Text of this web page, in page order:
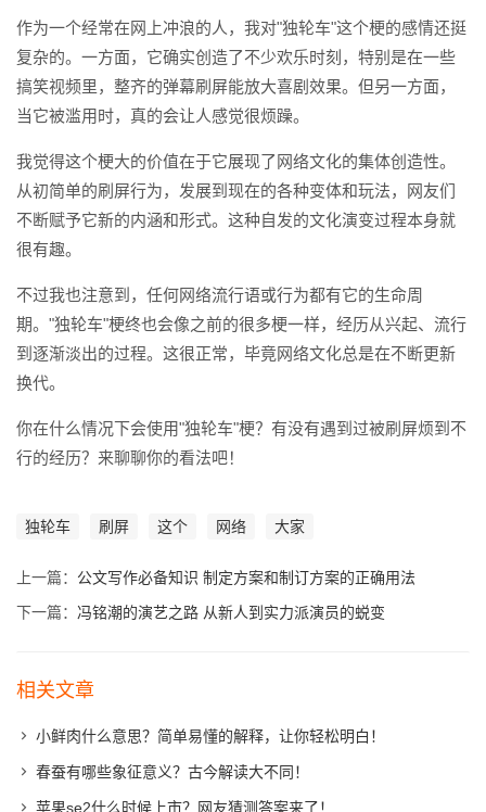
作为一个经常在网上冲浪的人，我对"独轮车"这个梗的感情还挺
复杂的。一方面，它确实创造了不少欢乐时刻，特别是在一些
搞笑视频里，整齐的弹幕刷屏能放大喜剧效果。但另一方面，
当它被滥用时，真的会让人感觉很烦躁。
我觉得这个梗大的价值在于它展现了网络文化的集体创造性。
从初简单的刷屏行为，发展到现在的各种变体和玩法，网友们
不断赋予它新的内涵和形式。这种自发的文化演变过程本身就
很有趣。
不过我也注意到，任何网络流行语或行为都有它的生命周
期。"独轮车"梗终也会像之前的很多梗一样，经历从兴起、流行
到逐渐淡出的过程。这很正常，毕竟网络文化总是在不断更新
换代。
你在什么情况下会使用"独轮车"梗？有没有遇到过被刷屏烦到不
行的经历？来聊聊你的看法吧！
独轮车 刷屏 这个 网络 大家
上一篇： 公文写作必备知识 制定方案和制订方案的正确用法
下一篇： 冯铭潮的演艺之路 从新人到实力派演员的蜕变
相关文章
小鲜肉什么意思？简单易懂的解释，让你轻松明白！
春蚕有哪些象征意义？古今解读大不同！
苹果se2什么时候上市？网友猜测答案来了！